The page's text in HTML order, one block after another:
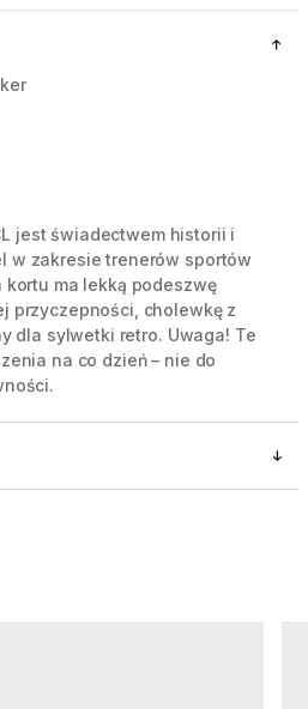
5 / 8
jest świadectwem historii i
w zakresie trenerów sportów
ma lekką podeszwę
przyczepności, cholewkę z
dla sylwetki retro. Uwaga! Te
na co dzień – nie do